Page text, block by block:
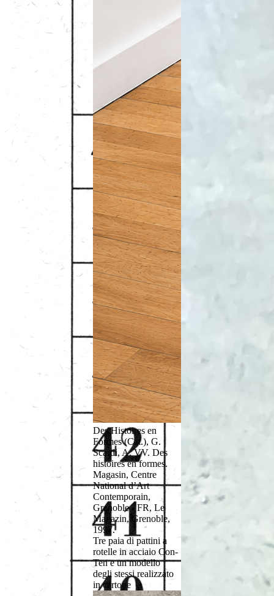
Des Histoires en
Formes (Cat.), G.
Scardi, A. VV. Des
histoires en formes.
Magasin, Centre
National d’Art
Contemporain,
Grenoble - FR, Le
Magazin, Grenoble,
1997.
Tre paia di pattini a
rotelle in acciaio Con-
Ten e un modello
degli stessi realizzato
in cartone